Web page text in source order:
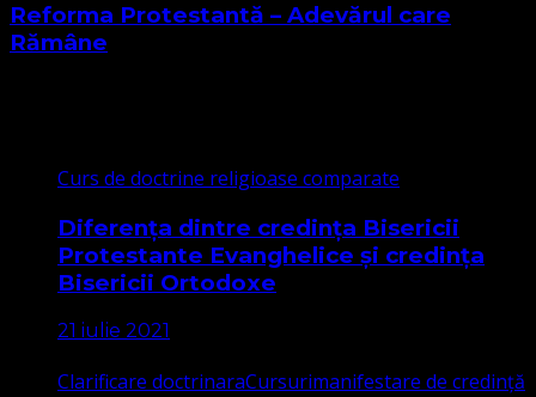
Reforma Protestantă – Adevărul care
Rămâne
Curs de doctrine religioase comparate
Diferența dintre credința Bisericii
Protestante Evanghelice și credința
Bisericii Ortodoxe
21 iulie 2021
Clarificare doctrinaraCursurimanifestare de credință